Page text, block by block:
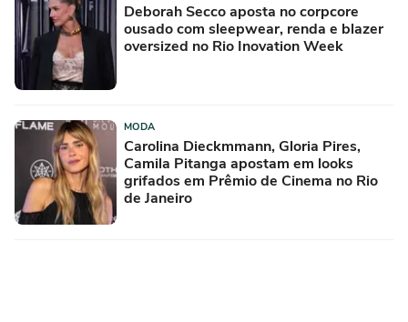
Deborah Secco aposta no corpcore
ousado com sleepwear, renda e blazer
oversized no Rio Inovation Week
MODA
Carolina Dieckmmann, Gloria Pires,
Camila Pitanga apostam em looks
grifados em Prêmio de Cinema no Rio
de Janeiro